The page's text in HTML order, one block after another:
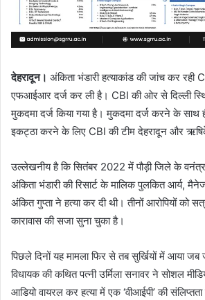
देहरादून। अंकिता भंडारी हत्याकांड की जांच कर रही
एफआईआर दर्ज कर ली है। CBI की ओर से दिल्ली
मुकदमा दर्ज किया गया है। मुकदमा दर्ज करने के
इकट्ठा करने के लिए CBI की टीम देहरादून और
उल्लेखनीय है कि सितंबर 2022 में पौड़ी जिले के वनंत्रा
अंकिता भंडारी की रिसार्ट के मालिक पुलकित आर्य,
अंकित गुप्ता ने हत्या कर दी थी। तीनों आरोपियों को
कारावास की सजा सुना चुका है।
पिछले दिनों यह मामला फिर से तब सुर्खियों में आया जब
विधायक की कथित पत्नी उर्मिला सनावर ने सोशल
आडियो वायरल कर हत्या में एक ‘वीआईपी’ की